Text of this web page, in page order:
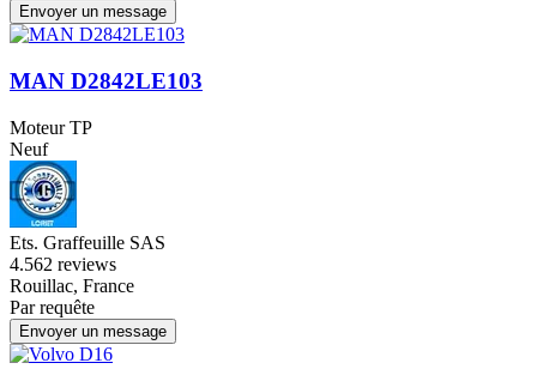
Envoyer un message
MAN D2842LE103
Moteur TP
Neuf
Ets. Graffeuille SAS
4.562 reviews
Rouillac, France
Par requête
Envoyer un message